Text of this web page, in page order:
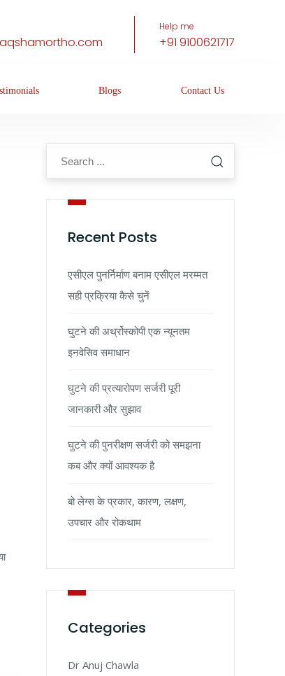
Help me
+91 9100621717
Blogs Contact Us
Recent Posts
एसीएल पुनर्निर्माण बनाम एसीएल मरम्मत
सही प्रक्रिया कैसे चुनें
घुटने की अर्थ्रोस्कोपी एक न्यूनतम
इनवेसिव समाधान
घुटने की प्रत्यारोपण सर्जरी पूरी
जानकारी और सुझाव
घुटने की पुनरीक्षण सर्जरी को समझना
कब और क्यों आवश्यक है
बो लेग्स के प्रकार, कारण, लक्षण,
उपचार और रोकथाम
Categories
Dr Anuj Chawla